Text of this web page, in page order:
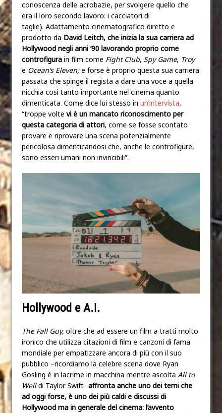
conoscenza delle acrobazie, per svolgere quello che
era il loro secondo lavoro: i cacciatori di
taglie). Adattamento cinematografico diretto e
prodotto da David Leitch, che inizia la sua carriera ad
Hollywood negli anni ‘90 lavorando proprio come
controfigura in film come Fight Club, Spy Game, Troy
e Ocean’s Eleven;e forse è proprio questa sua carriera
passata che spinge il regista a dare una voce a quella
nicchia così tanto importante nel cinema quanto
dimenticata. Come dice lui stesso in un’intervista,
“troppe volte vi è un mancato riconoscimento per
questa categoria di attori, come se fosse scontato
provare e riprovare una scena potenzialmente
pericolosa dimenticandosi che, anche le controfigure,
sono esseri umani non invincibili”.
Hollywood e A.I.
The Fall Guy, oltre che ad essere un film a tratti molto
ironico che utilizza citazioni di film e canzoni di fama
mondiale per empatizzare ancora di più con il suo
pubblico –ricordiamo la celebre scena dove Ryan
Gosling è in lacrime in macchina mentre ascolta All to
Welldi Taylor Swift- affronta anche uno dei temi che
ad oggi forse, è uno dei più caldi e discussi di
Hollywood ma in generale del cinema: l’avvento